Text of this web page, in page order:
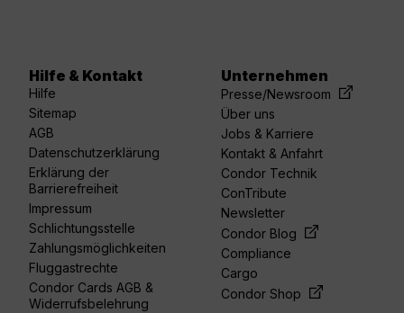
Hilfe & Kontakt
Hilfe
Sitemap
AGB
Datenschutzerklärung
Erklärung der
Barrierefreiheit
Impressum
Schlichtungsstelle
Zahlungsmöglichkeiten
Fluggastrechte
Condor Cards AGB &
Widerrufsbelehrung
Unternehmen
Presse/Newsroom
Über uns
Jobs & Karriere
Kontakt & Anfahrt
Condor Technik
ConTribute
Newsletter
Condor Blog
Compliance
Cargo
Condor Shop
linkedin youtubespotify